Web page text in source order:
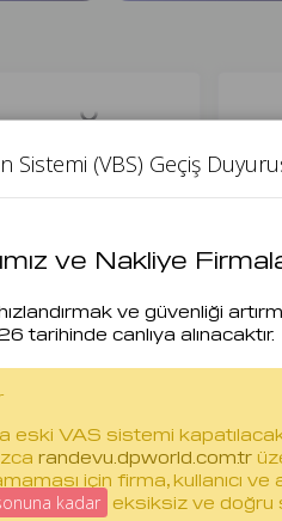
Sistemi (VBS) Geçiş
ve Nakliye
ve güvenliği
tarihinde canlıya alınacaktır.
eski VAS sistemi
randevu.dpworld.com.tr
için firma, kullanıcı ve
kadar eksiksiz ve doğru